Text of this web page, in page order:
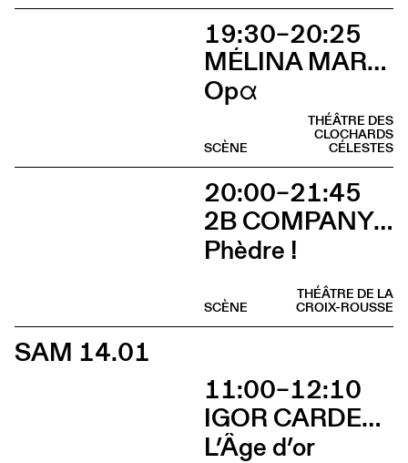
19:30–20:25
MÉLINA MARTIN
Opα
THÉÂTRE DES
CLOCHARDS
CÉLESTES
SCÈNE
20:00–21:45
2B COMPANY - FRANÇOIS GREMAUD
Phèdre !
THÉÂTRE DE LA
CROIX-ROUSSE
SCÈNE
SAM 14.01
11:00–12:10
IGOR CARDELLINI & TOMAS GONZALEZ
L’Âge d’or